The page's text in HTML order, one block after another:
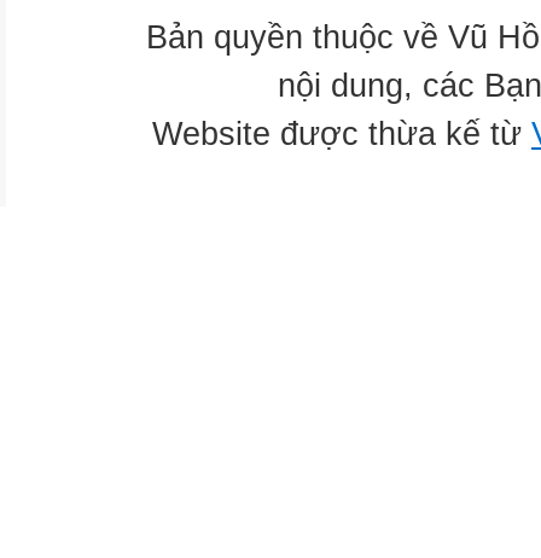
Bản quyền thuộc về Vũ
nội dung, các
Website được thừa kế từ